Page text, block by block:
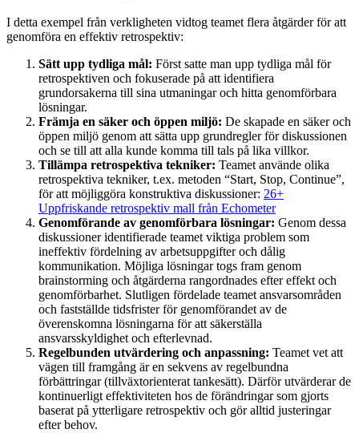
I detta exempel från verkligheten vidtog teamet flera åtgärder för att
genomföra en effektiv retrospektiv:
Sätt upp tydliga mål: Först satte man upp tydliga mål för
retrospektiven och fokuserade på att identifiera
grundorsakerna till sina utmaningar och hitta genomförbara
lösningar.
Främja en säker och öppen miljö: De skapade en säker och
öppen miljö genom att sätta upp grundregler för diskussionen
och se till att alla kunde komma till tals på lika villkor.
Tillämpa retrospektiva tekniker: Teamet använde olika
retrospektiva tekniker, t.ex. metoden “Start, Stop, Continue”,
för att möjliggöra konstruktiva diskussioner: 26+
Uppfriskande retrospektiv mall från Echometer
Genomförande av genomförbara lösningar: Genom dessa
diskussioner identifierade teamet viktiga problem som
ineffektiv fördelning av arbetsuppgifter och dålig
kommunikation. Möjliga lösningar togs fram genom
brainstorming och åtgärderna rangordnades efter effekt och
genomförbarhet. Slutligen fördelade teamet ansvarsområden
och fastställde tidsfrister för genomförandet av de
överenskomna lösningarna för att säkerställa
ansvarsskyldighet och efterlevnad.
Regelbunden utvärdering och anpassning: Teamet vet att
vägen till framgång är en sekvens av regelbundna
förbättringar (tillväxtorienterat tankesätt). Därför utvärderar de
kontinuerligt effektiviteten hos de förändringar som gjorts
baserat på ytterligare retrospektiv och gör alltid justeringar
efter behov.